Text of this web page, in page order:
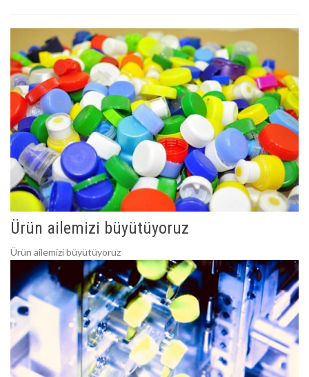
Ürün ailemizi büyütüyoruz
Ürün ailemizi büyütüyoruz